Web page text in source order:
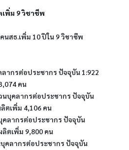
พิ่ม 9 วิชาชีพ
สธ.เพิ่ม 10 ปีใน 9 วิชาชีพ
ากรต่อประชากร ปัจจุบัน 1:922
คน
บุคลากรต่อประชากร ปัจจุบัน
ลิตเพิ่ม 4,106 คน
คลากรต่อประชากร ปัจจุบัน
ลิตเพิ่ม 9,800 คน
คลากรต่อประชากร ปัจจุบัน